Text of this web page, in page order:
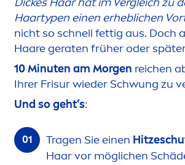
Haartypen einen erheblichen
nicht so schnell fettig aus. Doch
Haare geraten früher oder
10 Minuten am Morgen reichen
Ihrer Frisur wieder Schwung zu
Und so geht’s:
Tragen Sie einen
Haar vor möglichen